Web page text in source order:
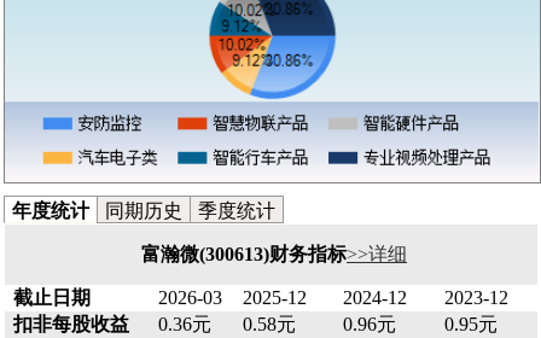
年度统计 同期历史 季度统计
富瀚微(300613)财务指标>>详细
截止日期 2026-03 2025-12 2024-12
2023-12
扣非每股收益
0.36元 0.58元 0.96元
0.95元